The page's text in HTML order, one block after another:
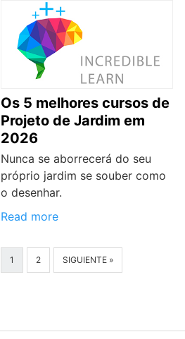
Os 5 melhores cursos de
Projeto de Jardim em
2026
Nunca se aborrecerá do seu
próprio jardim se souber como
o desenhar.
Read more
1 2 SIGUIENTE »